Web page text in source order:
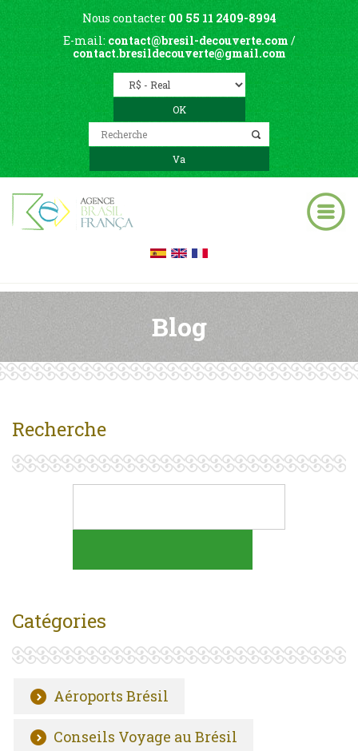
Nous contacter 00 55 11 2409-8994
E-mail: contact@bresil-decouverte.com /
contact.bresildecouverte@gmail.com
Blog
Recherche
Catégories
Aéroports Brésil
Conseils Voyage au Brésil